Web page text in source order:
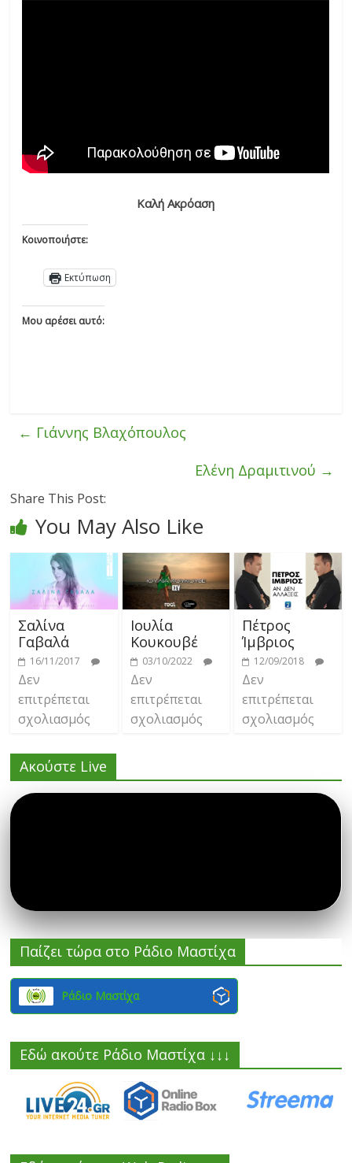
Καλή Ακρόαση
Κοινοποιήστε:
Εκτύπωση
Μου αρέσει αυτό:
← Γιάννης Βλαχόπουλος
Ελένη Δραμιτινού →
Share This Post:
You May Also Like
Σαλίνα
Γαβαλά
16/11/2017
Δεν
επιτρέπεται
σχολιασμός
Ιουλία
Κουκουβέ
03/10/2022
Δεν
επιτρέπεται
σχολιασμός
Πέτρος
Ίμβριος
12/09/2018
Δεν
επιτρέπεται
σχολιασμός
Ακούστε Live
Παίζει τώρα στο Ράδιο Μαστίχα
Ράδιο Μαστίχα
Εδώ ακούτε Ράδιο Μαστίχα ↓↓↓